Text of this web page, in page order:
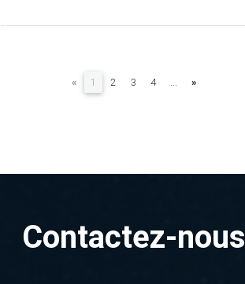
« 1 (current)
2 3 4 ... »
Contactez-nous